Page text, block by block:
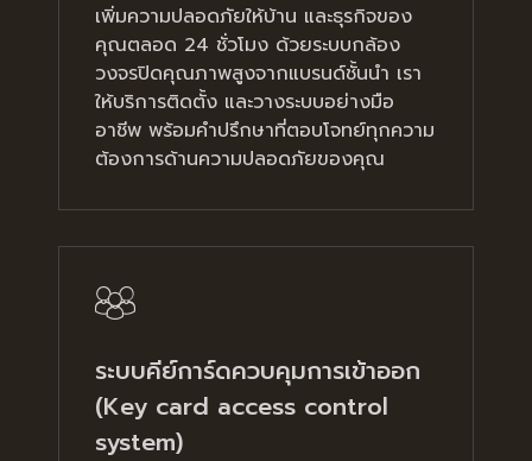
เพิ่มความปลอดภัยให้บ้าน และธุรกิจของ
คุณตลอด 24 ชั่วโมง ด้วยระบบกล้อง
วงจรปิดคุณภาพสูงจากแบรนด์ชั้นนำ เรา
ให้บริการติดตั้ง และวางระบบอย่างมือ
อาชีพ พร้อมคำปรึกษาที่ตอบโจทย์ทุกความ
ต้องการด้านความปลอดภัยของคุณ
ระบบคีย์การ์ดควบคุมการเข้าออก
(Key card access control
system)